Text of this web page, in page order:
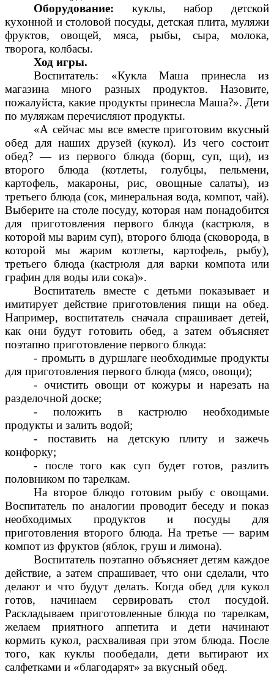
Оборудование: куклы, набор детской
кухонной и столовой посуды, детская плита, муляжи
фруктов, овощей, мяса, рыбы, сыра, молока,
творога, колбасы.
Ход игры.
Воспитатель: «Кукла Маша принесла из
магазина много разных продуктов. Назовите,
пожалуйста, какие продукты принесла Маша?». Дети
по муляжам перечисляют продукты.
«А сейчас мы все вместе приготовим вкусный
обед для наших друзей (кукол). Из чего состоит
обед? — из первого блюда (борщ, суп, щи), из
второго блюда (котлеты, голубцы, пельмени,
картофель, макароны, рис, овощные салаты), из
третьего блюда (сок, минеральная вода, компот, чай).
Выберите на столе посуду, которая нам понадобится
для приготовления первого блюда (кастрюля, в
которой мы варим суп), второго блюда (сковорода, в
которой мы жарим котлеты, картофель, рыбу),
третьего блюда (кастрюля для варки компота или
графин для воды или сока)».
Воспитатель вместе с детьми показывает и
имитирует действие приготовления пищи на обед.
Например, воспитатель сначала спрашивает детей,
как они будут готовить обед, а затем объясняет
поэтапно приготовление первого блюда:
- промыть в дуршлаге необходимые продукты
для приготовления первого блюда (мясо, овощи);
- очистить овощи от кожуры и нарезать на
разделочной доске;
- положить в кастрюлю необходимые
продукты и залить водой;
- поставить на детскую плиту и зажечь
конфорку;
- после того как суп будет готов, разлить
половником по тарелкам.
На второе блюдо готовим рыбу с овощами.
Воспитатель по аналогии проводит беседу и показ
необходимых продуктов и посуды для
приготовления второго блюда. На третье — варим
компот из фруктов (яблок, груш и лимона).
Воспитатель поэтапно объясняет детям каждое
действие, а затем спрашивает, что они сделали, что
делают и что будут делать. Когда обед для кукол
готов, начинаем сервировать стол посудой.
Раскладываем приготовленные блюда по тарелкам,
желаем приятного аппетита и дети начинают
кормить кукол, расхваливая при этом блюда. После
того, как куклы пообедали, дети вытирают их
салфетками и «благодарят» за вкусный обед.